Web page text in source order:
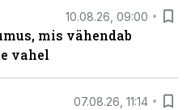
10.08.26, 09:00
mis vähendab
vahel
07.08.26, 11:14